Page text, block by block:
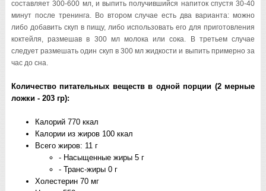
составляет 300-600 мл, и выпить получившийся напиток спустя 30-40
минут после тренинга. Во втором случае есть два варианта: можно
либо добавить скуп в пищу, либо использовать его для приготовления
коктейля, размешав в 300 мл молока или сока. В третьем случае
следует размешать один скуп в 300 мл жидкости и выпить примерно за
час до сна.
Количество питательных веществ в одной порции (2 мерные
ложки - 203 гр):
Калорий 770 ккал
Калории из жиров 100 ккал
Всего жиров: 11 г
- Насыщенные жиры 5 г
- Транс-жиры 0 г
Холестерин 70 мг